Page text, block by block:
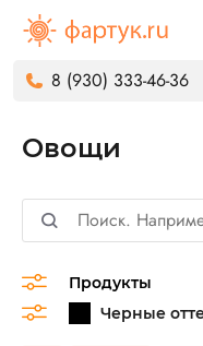
8 (930) 333-46-36
Овощи
Продукты